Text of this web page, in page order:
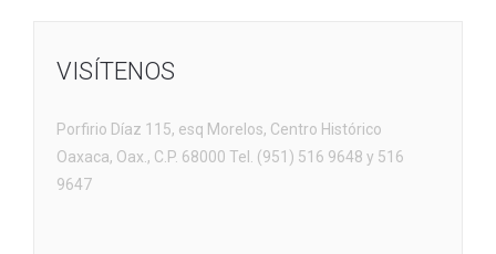
VISÍTENOS
Porfirio Díaz 115, esq Morelos, Centro Histórico
Oaxaca, Oax., C.P. 68000 Tel. (951) 516 9648 y 516
9647